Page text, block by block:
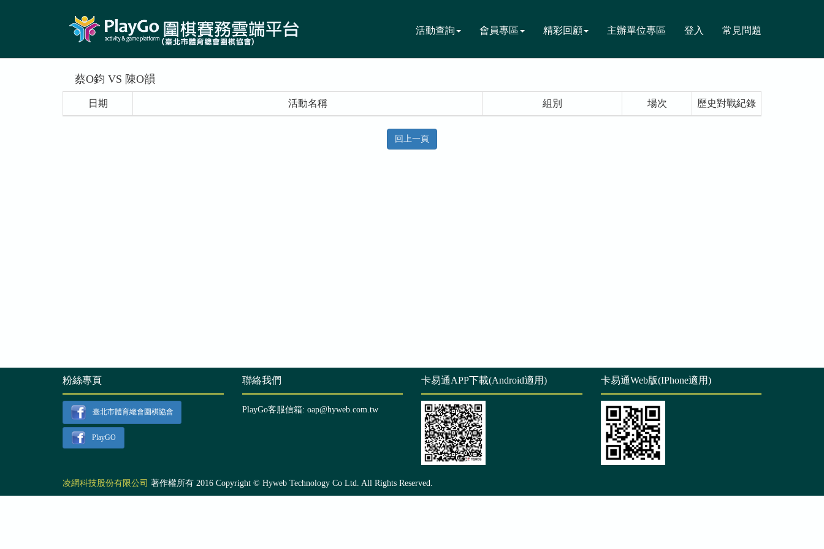
活動查詢 會員專區 精彩回顧 主辦單位專區 登入 常見問題
蔡O鈞 VS 陳O韻
日期 活動名稱 組別 場次 歷史對戰紀錄
回上一頁
粉絲專頁
臺北市體育總會圍棋協會
PlayGO
聯絡我們
PlayGo客服信箱: oap@hyweb.com.tw
卡易通APP下載(Android適用) 卡易通Web版(IPhone適用)
凌網科技股份有限公司 著作權所有 2016 Copyright © Hyweb Technology Co Ltd. All Rights Reserved.